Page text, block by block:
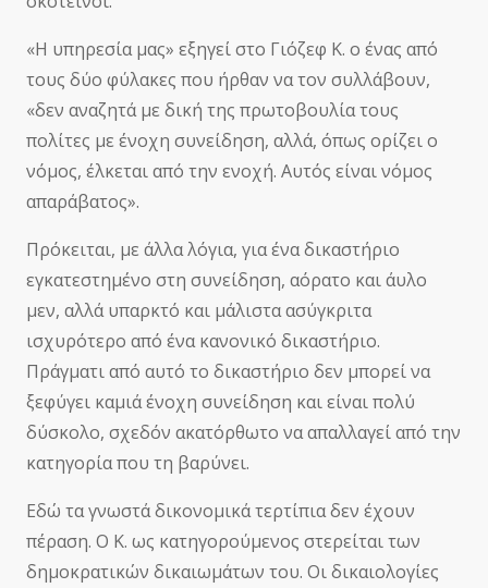
«Η υπηρεσία μας» εξηγεί στο Γιόζεφ Κ. ο ένας από
τους δύο φύλακες που ήρθαν να τον συλλάβουν,
«δεν αναζητά με δική της πρωτοβουλία τους
πολίτες με ένοχη συνείδηση, αλλά, όπως ορίζει ο
νόμος, έλκεται από την ενοχή. Αυτός είναι νόμος
απαράβατος».
Πρόκειται, με άλλα λόγια, για ένα δικαστήριο
εγκατεστημένο στη συνείδηση, αόρατο και άυλο
μεν, αλλά υπαρκτό και μάλιστα ασύγκριτα
ισχυρότερο από ένα κανονικό δικαστήριο.
Πράγματι από αυτό το δικαστήριο δεν μπορεί να
ξεφύγει καμιά ένοχη συνείδηση και είναι πολύ
δύσκολο, σχεδόν ακατόρθωτο να απαλλαγεί από την
κατηγορία που τη βαρύνει.
Εδώ τα γνωστά δικονομικά τερτίπια δεν έχουν
πέραση. Ο Κ. ως κατηγορούμενος στερείται των
δημοκρατικών δικαιωμάτων του. Οι δικαιολογίες